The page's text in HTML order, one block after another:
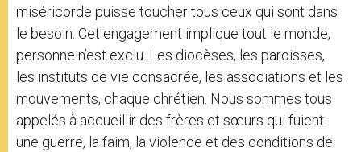
miséricorde puisse toucher tous ceux qui sont dans
le besoin. Cet engagement implique tout le monde,
personne n’est exclu. Les diocèses, les paroisses,
les instituts de vie consacrée, les associations et les
mouvements, chaque chrétien. Nous sommes tous
appelés à accueillir des frères et sœurs qui fuient
une guerre, la faim, la violence et des conditions de